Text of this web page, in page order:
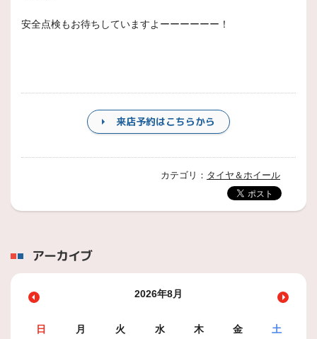
安全点検もお待ちしていますよーーーーーー！
来店予約はこちらから
カテゴリ： タイヤ＆ホイール
アーカイブ
2026年8月
日 月 火 水 木 金
土